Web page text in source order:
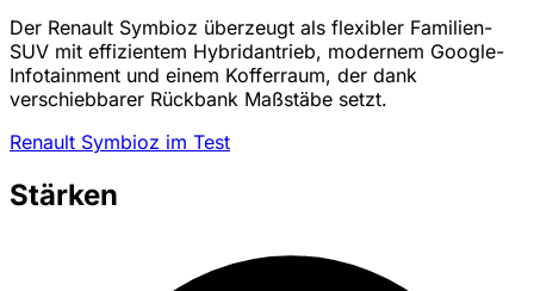
Der Renault Symbioz überzeugt als flexibler Familien-
SUV mit effizientem Hybridantrieb, modernem Google-
Infotainment und einem Kofferraum, der dank
verschiebbarer Rückbank Maßstäbe setzt.
Renault Symbioz im Test
Stärken